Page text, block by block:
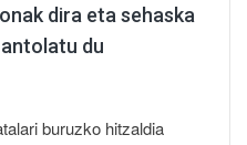
dira eta sehaska
du
buruzko hitzaldia